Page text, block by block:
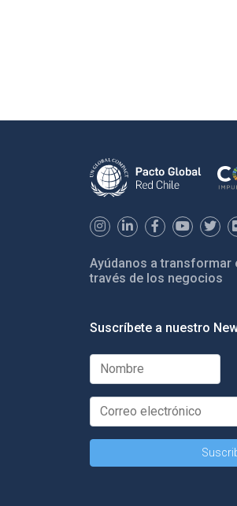
Ayúdanos a transformar
través de los negocios
Suscríbete a nuestro